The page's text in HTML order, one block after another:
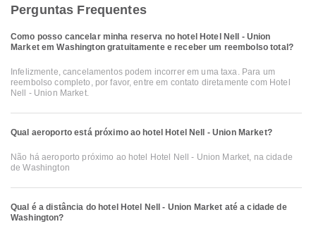
Perguntas Frequentes
Como posso cancelar minha reserva no hotel Hotel Nell - Union
Market em Washington gratuitamente e receber um reembolso total?
Infelizmente, cancelamentos podem incorrer em uma taxa. Para um
reembolso completo, por favor, entre em contato diretamente com Hotel
Nell - Union Market.
Qual aeroporto está próximo ao hotel Hotel Nell - Union Market?
Não há aeroporto próximo ao hotel Hotel Nell - Union Market, na cidade
de Washington
Qual é a distância do hotel Hotel Nell - Union Market até a cidade de
Washington?